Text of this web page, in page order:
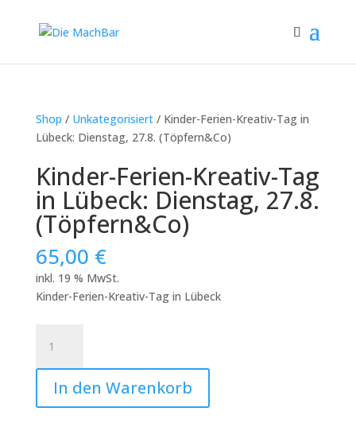
Shop / Unkategorisiert/ Kinder-Ferien-Kreativ-Tag in
Lübeck: Dienstag, 27.8. (Töpfern&Co)
Kinder-Ferien-Kreativ-Tag
in Lübeck: Dienstag, 27.8.
(Töpfern&Co)
65,00 €
inkl. 19 % MwSt.
Kinder-Ferien-Kreativ-Tag in Lübeck
Ferien-
Kreativ-
Tag
in
In den Warenkorb